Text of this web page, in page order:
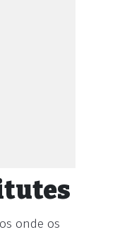
onde os